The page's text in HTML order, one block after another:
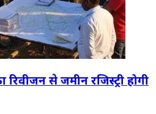
रिवीजन से जमीन रजिस्ट्री होगी